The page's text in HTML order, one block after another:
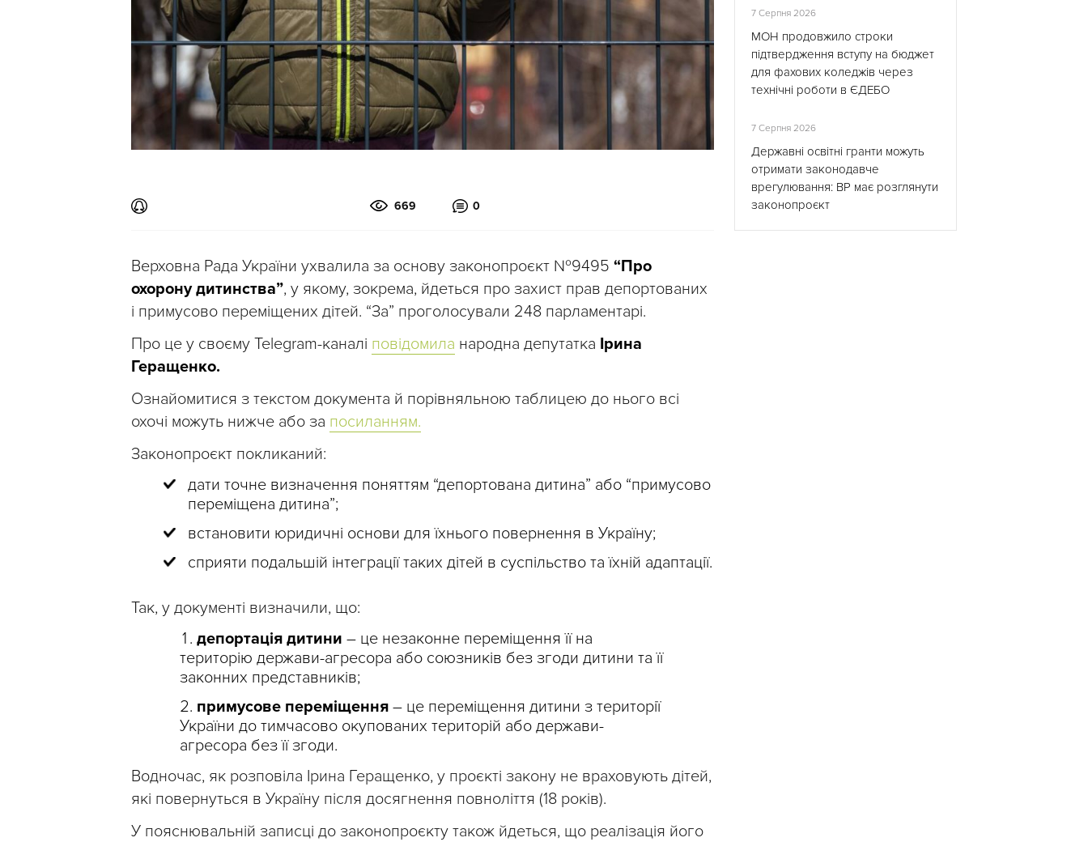
669 0
Верховна Рада України ухвалила за основу законопроєкт №9495 “Про
охорону дитинства”, у якому, зокрема, йдеться про захист прав депортованих
і примусово переміщених дітей. “За” проголосували 248 парламентарі.
Про це у своєму Telegram-каналі повідомила народна депутатка Ірина
Геращенко.
Ознайомитися з текстом документа й порівняльною таблицею до нього всі
охочі можуть нижче або за посиланням.
Законопроєкт покликаний:
дати точне визначення поняттям “депортована дитина” або “примусово
переміщена дитина”;
встановити юридичні основи для їхнього повернення в Україну;
сприяти подальшій інтеграції таких дітей в суспільство та їхній адаптації.
Так, у документі визначили, що:
депортація дитини – це незаконне переміщення її на
територію держави-агресора або союзників без згоди дитини та її
законних представників;
примусове переміщення – це переміщення дитини з території
України до тимчасово окупованих територій або держави-
агресора без її згоди.
Водночас, як розповіла Ірина Геращенко, у проєкті закону не враховують дітей,
які повернуться в Україну після досягнення повноліття (18 років).
У пояснювальній записці до законопроєкту також йдеться, що реалізація його
7 Серпня 2026
МОН продовжило строки
підтвердження вступу на бюджет
для фахових коледжів через
технічні роботи в ЄДЕБО
7 Серпня 2026
Державні освітні гранти можуть
отримати законодавче
врегулювання: ВР має розглянути
законопроєкт